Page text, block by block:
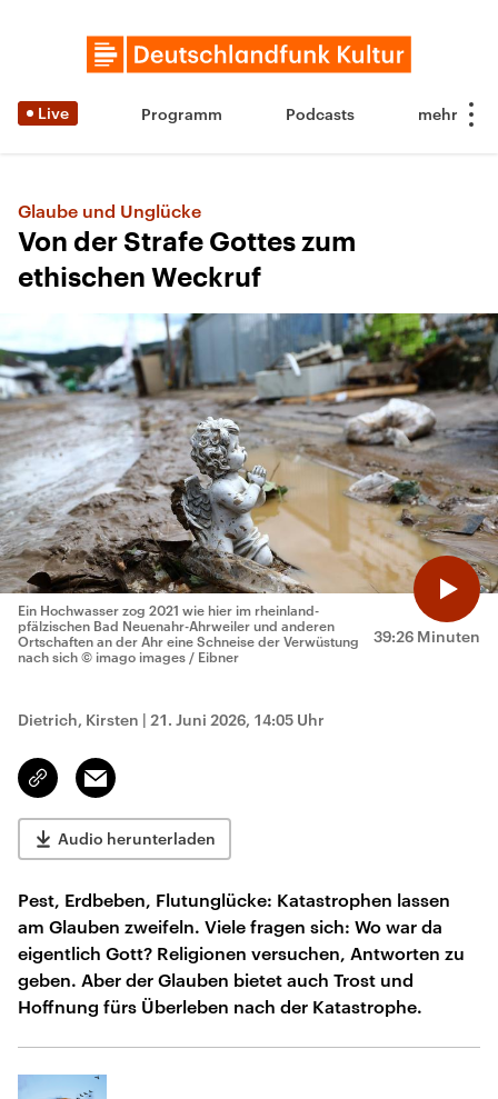
Live Programm Podcasts
Glaube und Unglücke
Von der Strafe Gottes zum
ethischen Weckruf
39:26 Minuten
Ein Hochwasser zog 2021 wie hier im rheinland-
pfälzischen Bad Neuenahr-Ahrweiler und anderen
Ortschaften an der Ahr eine Schneise der Verwüstung
nach sich © imago images / Eibner
Dietrich, Kirsten | 21. Juni 2026, 14:05 Uhr
Link
kopieren/teilen
Email
Audio herunterladen
Pest, Erdbeben, Flutunglücke: Katastrophen lassen
am Glauben zweifeln. Viele fragen sich: Wo war da
eigentlich Gott? Religionen versuchen, Antworten zu
geben. Aber der Glauben bietet auch Trost und
Hoffnung fürs Überleben nach der Katastrophe.